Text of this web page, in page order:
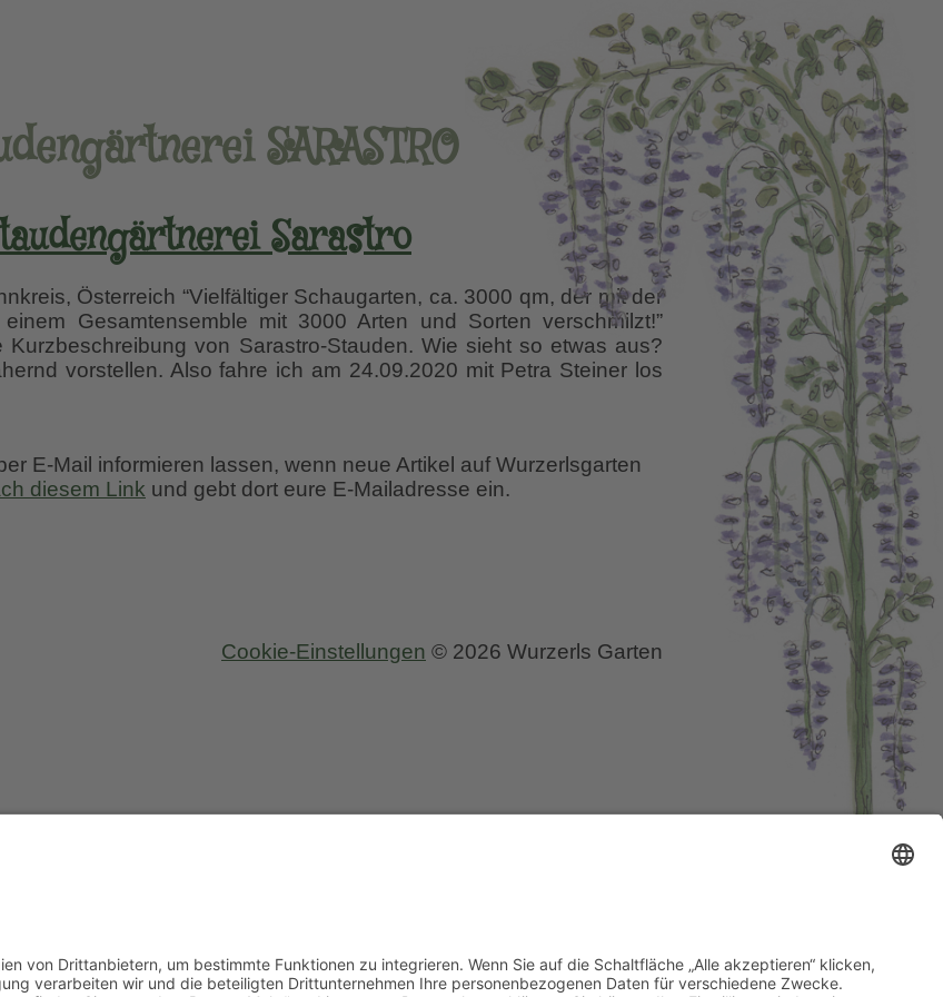
SARASTRO
Sarastro
Österreich “Vielfältiger Schaugarten, ca. 3000 qm, der mit der
Gesamtensemble mit 3000 Arten und Sorten verschmilzt!”
Kurzbeschreibung von Sarastro-Stauden. Wie sieht so etwas aus?
vorstellen. Also fahre ich am 24.09.2020 mit Petra Steiner los
E-Mail informieren lassen, wenn neue Artikel auf Wurzerlsgarten
diesem Link und gebt dort eure E-Mailadresse ein.
Cookie-Einstellungen © 2026 Wurzerls Garten